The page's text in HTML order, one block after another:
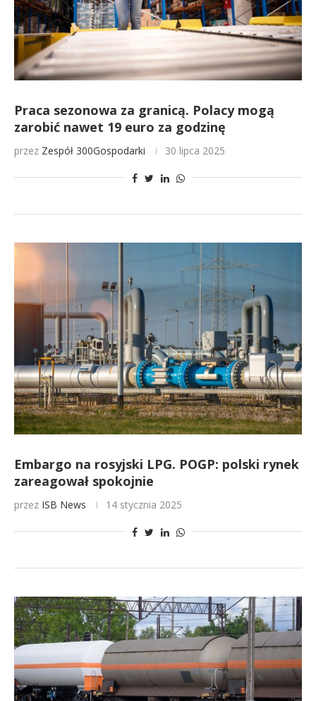
Praca sezonowa za granicą. Polacy mogą
zarobić nawet 19 euro za godzinę
przez Zespół 300Gospodarki 30 lipca 2025
Embargo na rosyjski LPG. POGP: polski rynek
zareagował spokojnie
przez ISB News 14 stycznia 2025